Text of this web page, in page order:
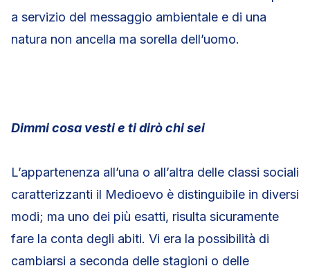
a servizio del messaggio ambientale e di una
natura non ancella ma sorella dell’uomo.
Dimmi cosa vesti e ti dirò chi sei
L’appartenenza all’una o all’altra delle classi sociali
caratterizzanti il Medioevo è distinguibile in diversi
modi; ma uno dei più esatti, risulta sicuramente
fare la conta degli abiti. Vi era la possibilità di
cambiarsi a seconda delle stagioni o delle